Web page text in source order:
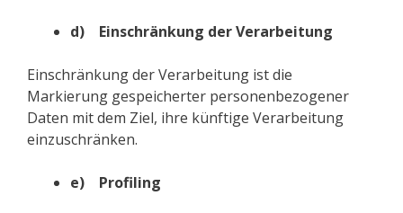
d) Einschränkung der Verarbeitung
Einschränkung der Verarbeitung ist die
Markierung gespeicherter personenbezogener
Daten mit dem Ziel, ihre künftige Verarbeitung
einzuschränken.
e) Profiling